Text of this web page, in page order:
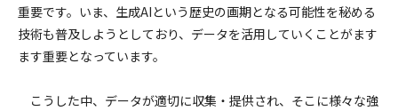
重要です。いま、生成AIという歴史の画期となる可能性を秘める
技術も普及しようとしており、データを活用していくことがます
ます重要となっています。
こうした中、データが適切に収集・提供され、そこに様々な強